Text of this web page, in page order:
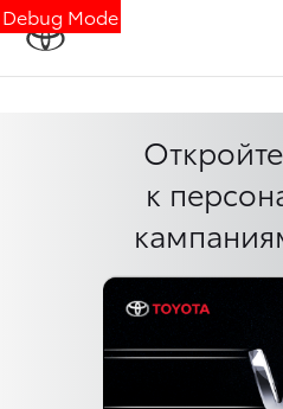
Debug Mode
к